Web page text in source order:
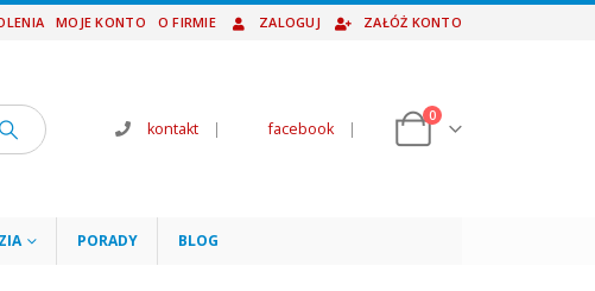
MOJE KONTO O FIRMIE ZALOGUJ ZAŁÓŻ KONTO
kontakt | facebook |
0
PORADY BLOG